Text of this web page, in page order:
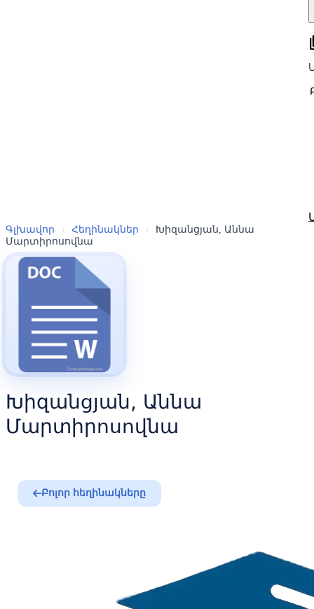
Գլխավոր › Հեղինակներ ›
Խիզանցյան, Աննա
Մարտիրոսովնա
Խիզանցյան, Աննա
Մարտիրոսովնա
Բոլոր հեղինակները